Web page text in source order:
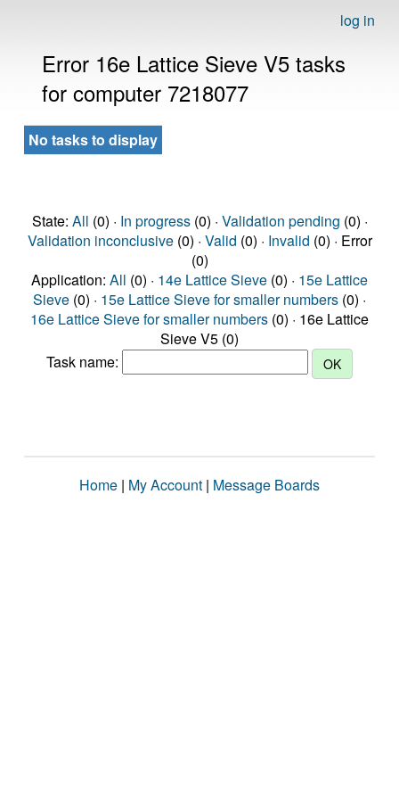
log in
Error 16e Lattice Sieve V5 tasks
for computer 7218077
No tasks to display
State: All (0) · In progress(0) · Validation pending (0) ·
Validation inconclusive(0) · Valid (0) · Invalid (0) · Error
(0)
Application: All (0) · 14e Lattice Sieve (0) · 15e Lattice
Sieve (0) · 15e Lattice Sieve for smaller numbers (0) ·
16e Lattice Sieve for smaller numbers (0) · 16e Lattice
Sieve V5 (0)
Task name:
Home | My Account | Message Boards